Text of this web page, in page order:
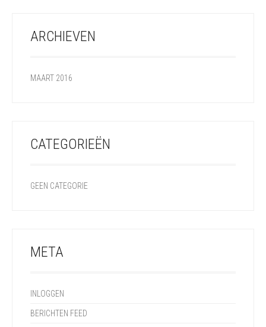
ARCHIEVEN
MAART 2016
CATEGORIEËN
GEEN CATEGORIE
META
INLOGGEN
BERICHTEN FEED